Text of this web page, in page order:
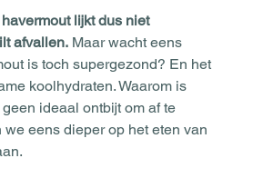
lijkt dus niet
afvallen. Maar wacht eens
is toch supergezond? En het
koolhydraten. Waarom is
ideaal ontbijt om af te
eens dieper op het eten van